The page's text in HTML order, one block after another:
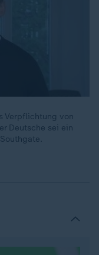
Verpflichtung von
Deutsche sei ein